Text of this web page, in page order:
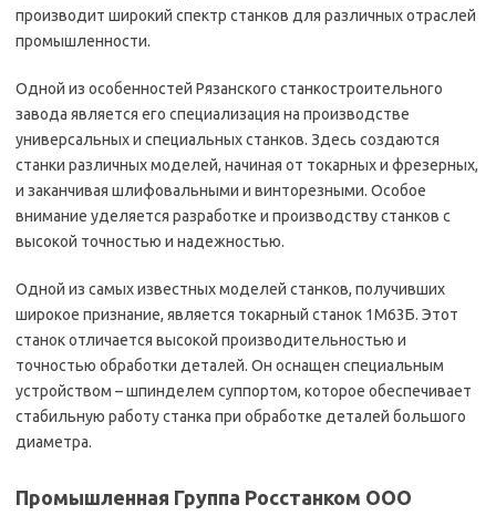
производит широкий спектр станков для различных отраслей
промышленности.
Одной из особенностей Рязанского станкостроительного
завода является его специализация на производстве
универсальных и специальных станков. Здесь создаются
станки различных моделей, начиная от токарных и фрезерных,
и заканчивая шлифовальными и винторезными. Особое
внимание уделяется разработке и производству станков с
высокой точностью и надежностью.
Одной из самых известных моделей станков, получивших
широкое признание, является токарный станок 1М63Б. Этот
станок отличается высокой производительностью и
точностью обработки деталей. Он оснащен специальным
устройством – шпинделем суппортом, которое обеспечивает
стабильную работу станка при обработке деталей большого
диаметра.
Промышленная Группа Росстанком ООО